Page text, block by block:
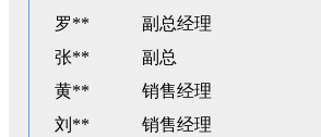
罗**
副总经理
张**
副总
黄**
销售经理
刘**
销售经理